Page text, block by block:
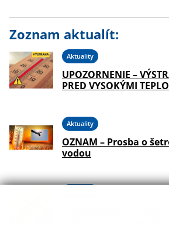
Zoznam aktualít:
Aktuality
UPOZORNENIE –
PRED VYSOKÝMI
Aktuality
OZNAM – Prosba o
vodou